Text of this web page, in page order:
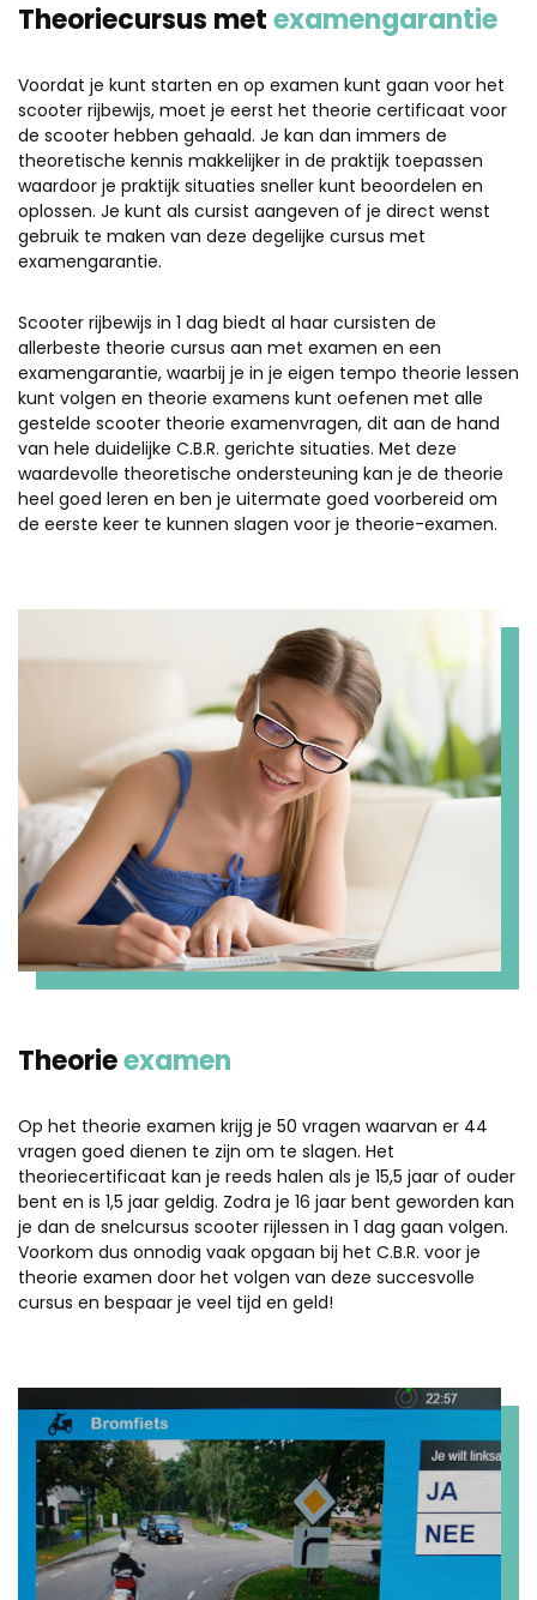
Theoriecursus metexamengarantie
Voordat je kunt starten en op examen kunt gaan voor het
scooter rijbewijs, moet je eerst het theorie certificaat voor
de scooter hebben gehaald. Je kan dan immers de
theoretische kennis makkelijker in de praktijk toepassen
waardoor je praktijk situaties sneller kunt beoordelen en
oplossen. Je kunt als cursist aangeven of je direct wenst
gebruik te maken van deze degelijke cursus met
examengarantie.
Scooter rijbewijs in 1 dag biedt al haar cursisten de
allerbeste theorie cursus aan met examen en een
examengarantie, waarbij je in je eigen tempo theorie lessen
kunt volgen en theorie examens kunt oefenen met alle
gestelde scooter theorie examenvragen, dit aan de hand
van hele duidelijke C.B.R. gerichte situaties. Met deze
waardevolle theoretische ondersteuning kan je de theorie
heel goed leren en ben je uitermate goed voorbereid om
de eerste keer te kunnen slagen voor je theorie-examen.
Theorieexamen
Op het theorie examen krijg je 50 vragen waarvan er 44
vragen goed dienen te zijn om te slagen. Het
theoriecertificaat kan je reeds halen als je 15,5 jaar of ouder
bent en is 1,5 jaar geldig. Zodra je 16 jaar bent geworden kan
je dan de snelcursus scooter rijlessen in 1 dag gaan volgen.
Voorkom dus onnodig vaak opgaan bij het C.B.R. voor je
theorie examen door het volgen van deze succesvolle
cursus en bespaar je veel tijd en geld!